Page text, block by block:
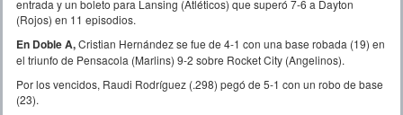
entrada y un boleto para Lansing (Atléticos) que superó 7-6 a Dayton
(Rojos) en 11 episodios.
En Doble A,Cristian Hernández se fue de 4-1 con una base robada (19) en
el triunfo de Pensacola (Marlins) 9-2 sobre Rocket City (Angelinos).
Por los vencidos, Raudi Rodríguez (.298) pegó de 5-1 con un robo de base
(23).